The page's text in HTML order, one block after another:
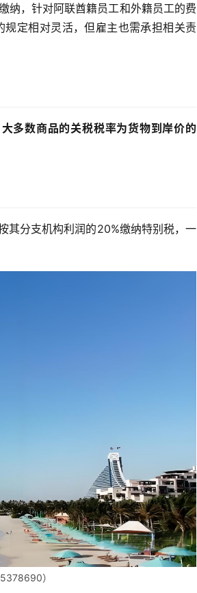
纳，针对阿联酋籍员工和外籍员工的费
定相对灵活，但雇主也需承担相关责
大多数商品的关税税率为货物到岸价的
其分支机构利润的20%缴纳特别税，一
）